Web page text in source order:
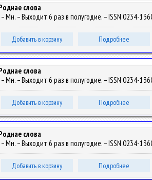
слова
– Мн. – Выходит 6 раз в полугодие. – ISSN 0234-
Добавить в корзину Подробнее
слова
– Мн. – Выходит 6 раз в полугодие. – ISSN 0234-
Добавить в корзину Подробнее
слова
– Мн. – Выходит 6 раз в полугодие. – ISSN 0234-
Добавить в корзину Подробнее